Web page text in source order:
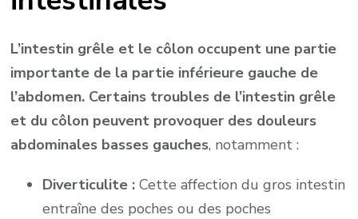
L’intestin grêle et le côlon occupent une partie
importante de la partie inférieure gauche de
l’abdomen. Certains troubles de l’intestin grêle
et du côlon peuvent provoquer des douleurs
abdominales basses gauches, notamment :
Diverticulite :Cette affection du gros intestin
entraîne des poches ou des poches